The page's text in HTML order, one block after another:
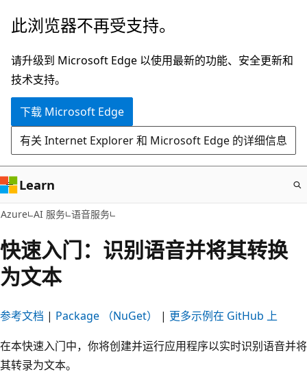
跳
主
要
内
此浏览器不再受支持。
请升级到 Microsoft Edge 以使用最新的功能、安全更新和
技术支持。
下载 Microsoft Edge
有关 Internet Explorer 和 Microsoft Edge 的详细信息
Learn
Azure AI 服务 语音服务
快速入门：识别语音并将其转换
为文本
参考文档 | Package （NuGet） | 更多示例在 GitHub 上
在本快速入门中，你将创建并运行应用程序以实时识别语音并将
其转录为文本。